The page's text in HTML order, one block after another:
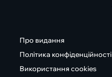
Про видання
Політика конфіденційності
Використання cookies